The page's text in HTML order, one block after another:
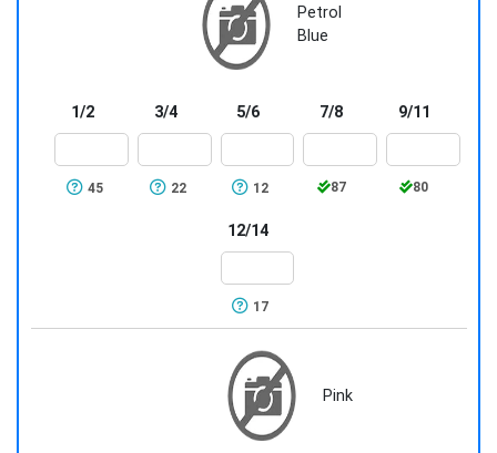
Petrol
Blue
1/2
45
3/4
22
5/6
12
7/8
87
9/11
80
12/14
17
Pink